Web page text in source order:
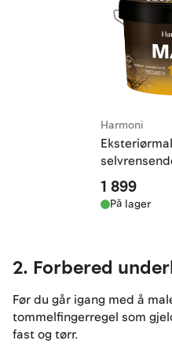
Harmoni
1 899
På lager
2. Forbered
Før du går igang med å
tommelfingerregel som
fast og tørr.